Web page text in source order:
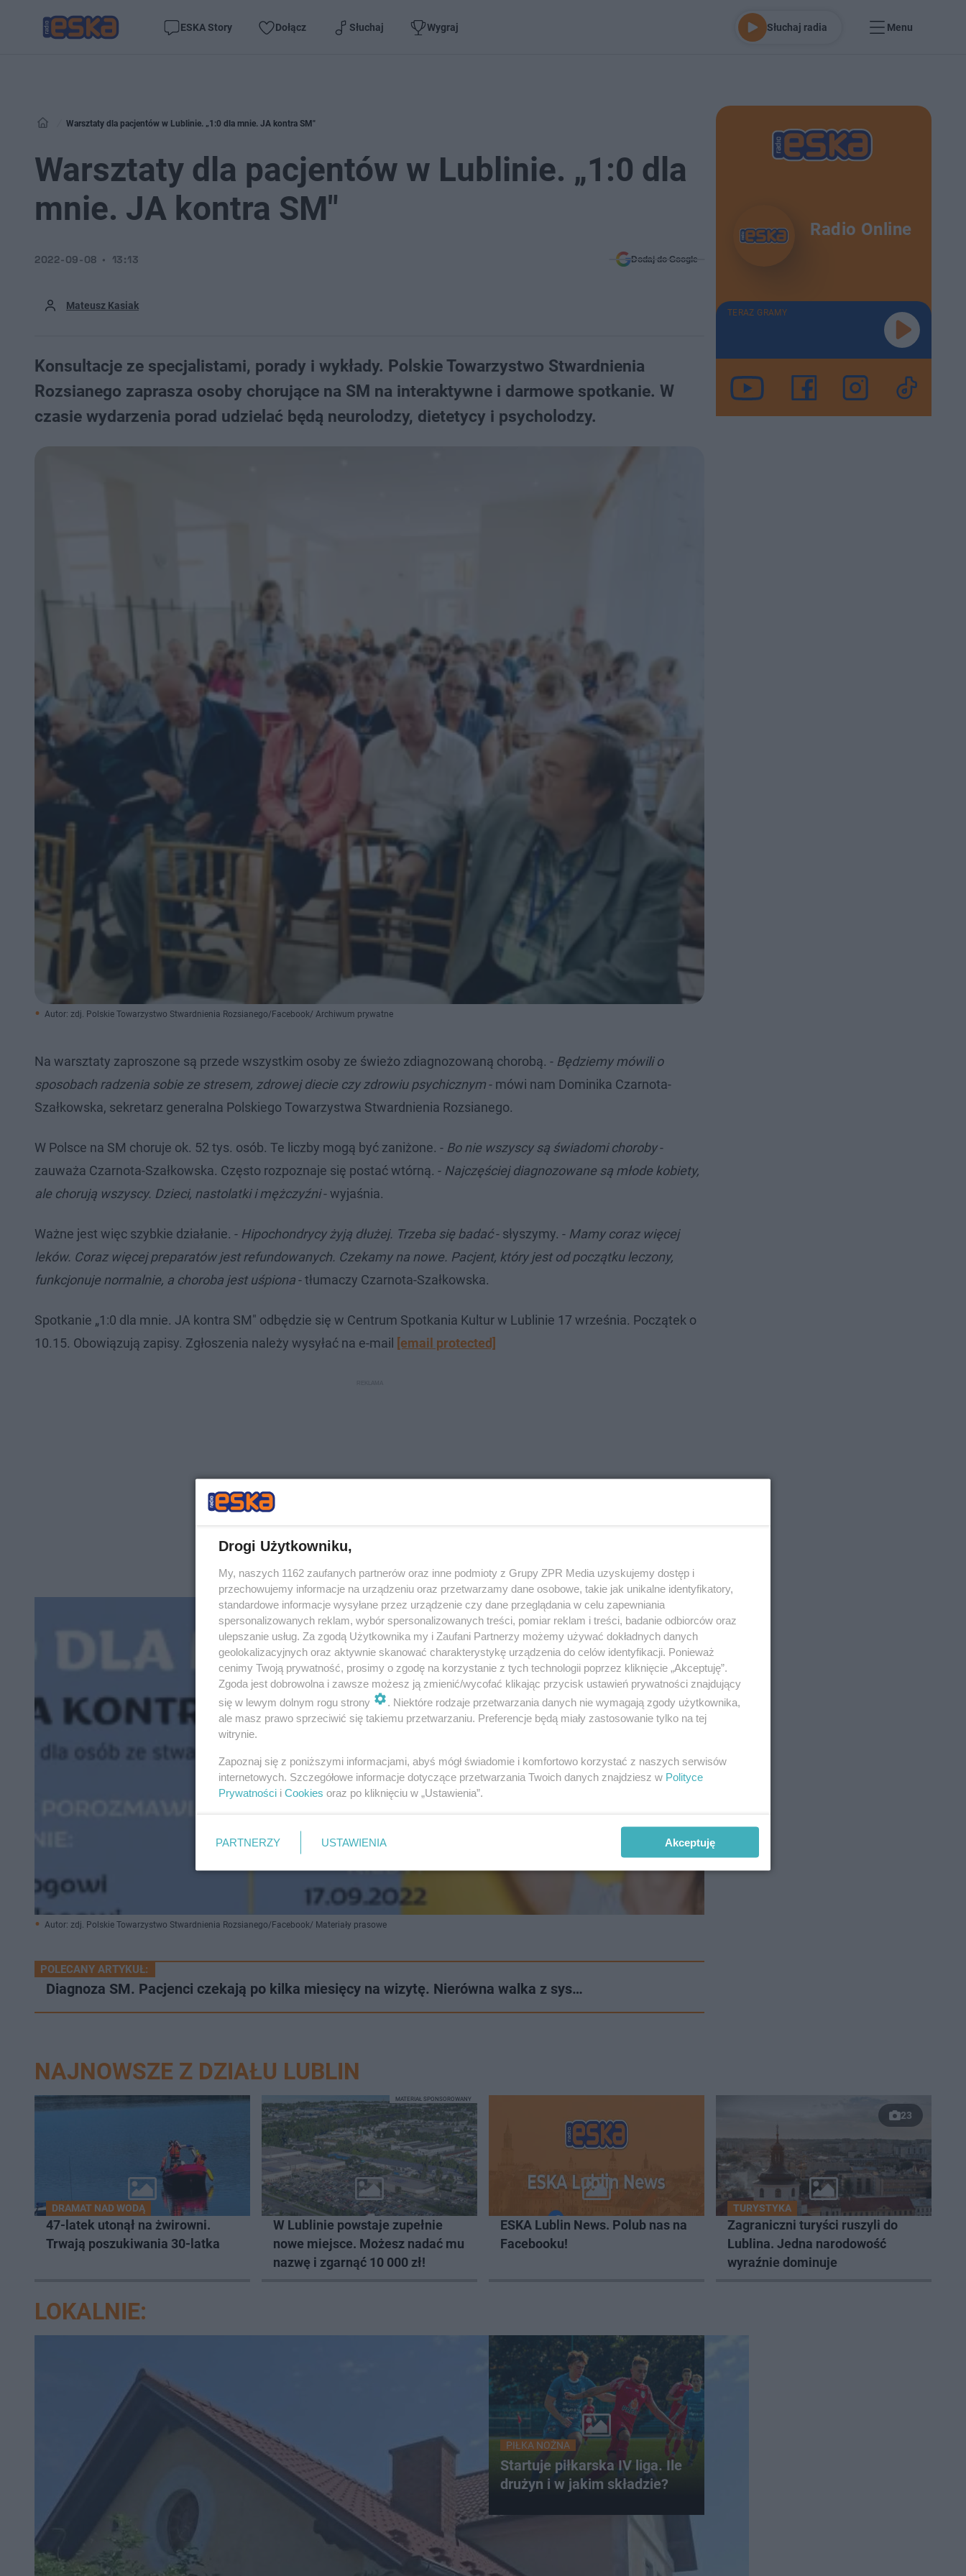
ESKA Story Dołącz Słuchaj Wygraj Słuchaj radia Menu
Warsztaty dla pacjentów w Lublinie. „1:0 dla mnie. JA kontra SM"
Warsztaty dla pacjentów w Lublinie. „1:0 dla
mnie. JA kontra SM"
Mateusz Kasiak
2022-09-08 13:13 Dodaj do Google
Konsultacje ze specjalistami, porady i wykłady. Polskie Towarzystwo Stwardnienia
Rozsianego zaprasza osoby chorujące na SM na interaktywne i darmowe spotkanie. W
czasie wydarzenia porad udzielać będą neurolodzy, dietetycy i psycholodzy.
Autor: zdj. Polskie Towarzystwo Stwardnienia Rozsianego/Facebook/ Archiwum prywatne
Na warsztaty zaproszone są przede wszystkim osoby ze świeżo zdiagnozowaną chorobą. - Będziemy mówili o
sposobach radzenia sobie ze stresem, zdrowej diecie czy zdrowiu psychicznym- mówi nam Dominika Czarnota-
Szałkowska, sekretarz generalna Polskiego Towarzystwa Stwardnienia Rozsianego.
W Polsce na SM choruje ok. 52 tys. osób. Te liczby mogą być zaniżone. - Bo nie wszyscy są świadomi choroby-
zauważa Czarnota-Szałkowska. Często rozpoznaje się postać wtórną. - Najczęściej diagnozowane są młode kobiety,
ale chorują wszyscy. Dzieci, nastolatki i mężczyźni- wyjaśnia.
Ważne jest więc szybkie działanie. - Hipochondrycy żyją dłużej. Trzeba się badać- słyszymy. - Mamy coraz więcej
leków. Coraz więcej preparatów jest refundowanych. Czekamy na nowe. Pacjent, który jest od początku leczony,
funkcjonuje normalnie, a choroba jest uśpiona- tłumaczy Czarnota-Szałkowska.
Spotkanie „1:0 dla mnie. JA kontra SM" odbędzie się w Centrum Spotkania Kultur w Lublinie 17 września. Początek o
10.15. Obowiązują zapisy. Zgłoszenia należy wysyłać na e-mail [email protected]
Autor: zdj. Polskie Towarzystwo Stwardnienia Rozsianego/Facebook/ Materiały prasowe
POLECANY ARTYKUŁ:
Diagnoza SM. Pacjenci czekają po kilka miesięcy na wizytę. Nierówna walka z sys…
Radio Online
TERAZ GRAMY
NAJNOWSZE Z DZIAŁU LUBLIN
DRAMAT NAD WODĄ
47-latek utonął na żwirowni.
Trwają poszukiwania 30-latka
W Lublinie powstaje zupełnie
nowe miejsce. Możesz nadać mu
nazwę i zgarnąć 10 000 zł!
MATERIAŁ SPONSOROWANY
ESKA Lublin News. Polub nas na
Facebooku!
23
TURYSTYKA
Zagraniczni turyści ruszyli do
Lublina. Jedna narodowość
wyraźnie dominuje
LOKALNIE:
PIŁKA NOŻNA
Startuje piłkarska IV liga. Ile
drużyn i w jakim składzie?
Drogi Użytkowniku,
My, naszych 1162 zaufanych partnerów oraz inne podmioty z Grupy ZPR Media uzyskujemy dostęp i
przechowujemy informacje na urządzeniu oraz przetwarzamy dane osobowe, takie jak unikalne identyfikatory,
standardowe informacje wysyłane przez urządzenie czy dane przeglądania w celu zapewniania
spersonalizowanych reklam, wybór spersonalizowanych treści, pomiar reklam i treści, badanie odbiorców oraz
ulepszanie usług. Za zgodą Użytkownika my i Zaufani Partnerzy możemy używać dokładnych danych
geolokalizacyjnych oraz aktywnie skanować charakterystykę urządzenia do celów identyfikacji. Ponieważ
cenimy Twoją prywatność, prosimy o zgodę na korzystanie z tych technologii poprzez kliknięcie „Akceptuję”.
Zgoda jest dobrowolna i zawsze możesz ją zmienić/wycofać klikając przycisk ustawień prywatności znajdujący
się w lewym dolnym rogu strony
. Niektóre rodzaje przetwarzania danych nie wymagają zgody użytkownika,
ale masz prawo sprzeciwić się takiemu przetwarzaniu. Preferencje będą miały zastosowanie tylko na tej
witrynie.
Zapoznaj się z poniższymi informacjami, abyś mógł świadomie i komfortowo korzystać z naszych serwisów
internetowych. Szczegółowe informacje dotyczące przetwarzania Twoich danych znajdziesz w Polityce
Prywatności i Cookies oraz po kliknięciu w „Ustawienia”.
PARTNERZY USTAWIENIA Akceptuję